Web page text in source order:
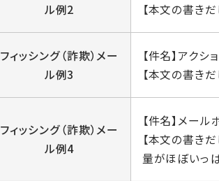
ル例2
【本文の書き
フィッシング（詐欺）メー
ル例3
【件名】アク
【本文の書き
フィッシング（詐欺）メー
ル例4
【件名】メー
【本文の書き
量がほぼいっ